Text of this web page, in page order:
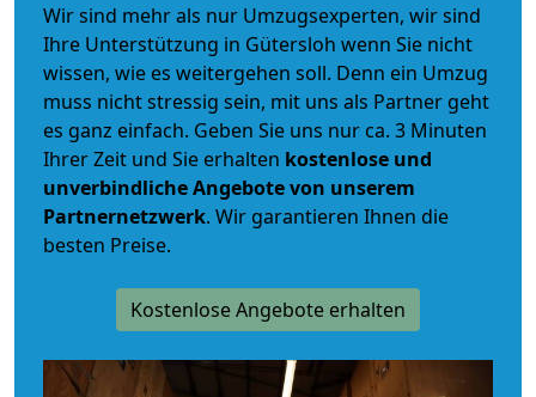
Wir sind mehr als nur Umzugsexperten, wir sind
Ihre Unterstützung in Gütersloh wenn Sie nicht
wissen, wie es weitergehen soll. Denn ein Umzug
muss nicht stressig sein, mit uns als Partner geht
es ganz einfach. Geben Sie uns nur ca. 3 Minuten
Ihrer Zeit und Sie erhalten kostenlose und
unverbindlicheAngebote von unserem
Partnernetzwerk. Wir garantieren Ihnen die
besten Preise.
Kostenlose Angebote erhalten